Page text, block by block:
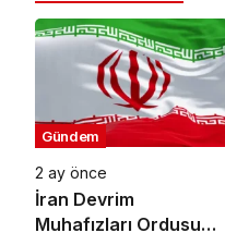
Gündem
2 ay önce
İran Devrim
Muhafızları Ordusu